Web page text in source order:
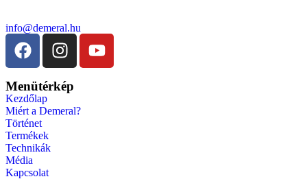
info@demeral.hu
Menütérkép
Kezdőlap
Miért a Demeral?
Történet
Termékek
Technikák
Média
Kapcsolat